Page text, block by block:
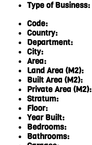
Type of Business:
Code:
Country:
Department:
City:
Area:
Land Area (M2):
Built Area (M2):
Private Area (M2):
Stratum:
Floor:
Year Built:
Bedrooms:
Bathrooms: